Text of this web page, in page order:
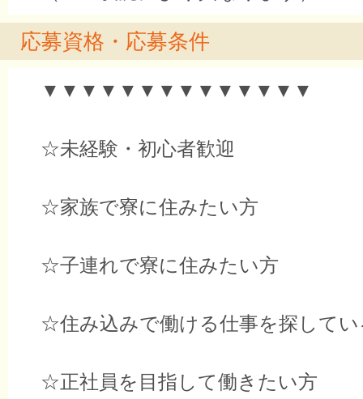
応募資格・応募条件
▼▼▼▼▼▼▼▼▼▼▼▼▼▼
☆未経験・初心者歓迎
☆家族で寮に住みたい方
☆子連れで寮に住みたい方
☆住み込みで働ける仕事を探してい
☆正社員を目指して働きたい方